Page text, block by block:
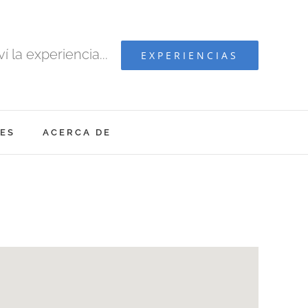
la experiencia... EXPERIENCIAS
ACERCA DE